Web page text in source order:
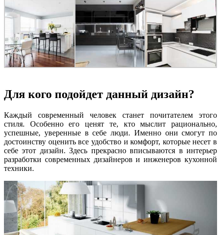
Для кого подойдет данный дизайн?
Каждый современный человек станет почитателем этого
стиля. Особенно его ценят те, кто мыслит рационально,
успешные, уверенные в себе люди. Именно они смогут по
достоинству оценить все удобство и комфорт, которые несет в
себе этот дизайн. Здесь прекрасно вписываются в интерьер
разработки современных дизайнеров и инженеров кухонной
техники.